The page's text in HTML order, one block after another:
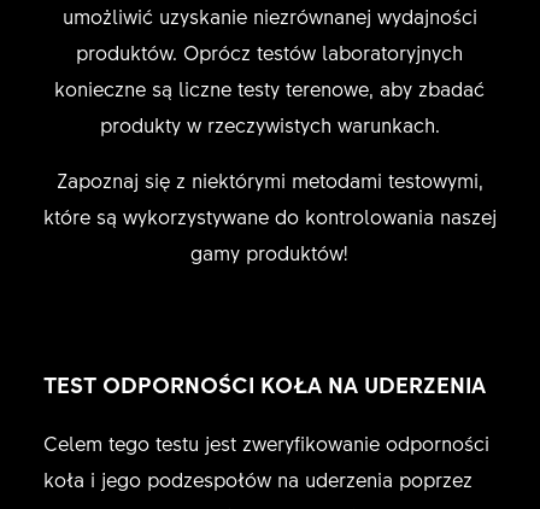
umożliwić uzyskanie niezrównanej wydajności
produktów. Oprócz testów laboratoryjnych
konieczne są liczne testy terenowe, aby zbadać
produkty w rzeczywistych warunkach.
Zapoznaj się z niektórymi metodami testowymi,
które są wykorzystywane do kontrolowania naszej
gamy produktów!
TEST ODPORNOŚCI KOŁA NA UDERZENIA
Celem tego testu jest zweryfikowanie odporności
koła i jego podzespołów na uderzenia poprzez